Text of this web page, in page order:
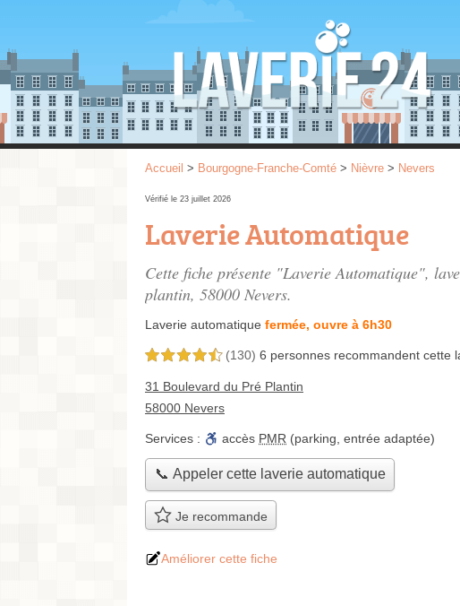
Accueil > Bourgogne-Franche-Comté > Nièvre > Nevers
Vérifié le 23 juillet 2026
Laverie Automatique
Cette fiche présente "Laverie Automatique",
plantin, 58000 Nevers.
Laverie automatique fermée, ouvre à 6h30
4,5 étoiles sur 5 (130) 6 personnes recommandent cette
31 Boulevard du Pré Plantin
58000 Nevers
Services : accès PMR (parking, entrée adaptée)
📞 Appeler cette laverie automatique
Je recommande
Améliorer cette fiche